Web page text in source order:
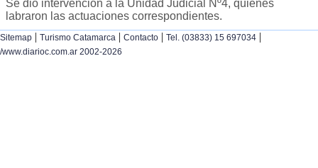
Se dio intervención a la Unidad Judicial Nº4, quienes
labraron las actuaciones correspondientes.
Sitemap | Turismo Catamarca | Contacto | Tel. (03833) 15 697034 |
/www.diarioc.com.ar 2002-2026